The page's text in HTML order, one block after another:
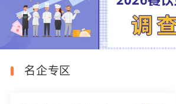
名企专区